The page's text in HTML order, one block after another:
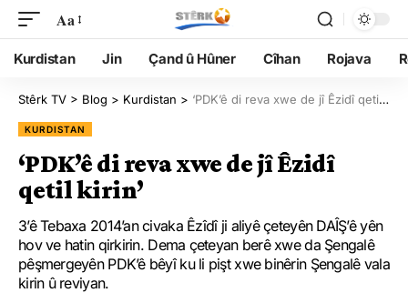
Aa
Kurdistan Jin Çand û Hûner Cîhan Rojava
Stêrk TV > Blog > Kurdistan > ‘PDK’ê di reva xwe de jî Êzidî qetil kirin’
KURDISTAN
‘PDK’ê di reva xwe de jî Êzidî
qetil kirin’
3’ê Tebaxa 2014’an civaka Êzîdî ji aliyê çeteyên DAÎŞ’ê yên
hov ve hatin qirkirin. Dema çeteyan berê xwe da Şengalê
pêşmergeyên PDK’ê bêyî ku li pişt xwe binêrin Şengalê vala
kirin û reviyan.